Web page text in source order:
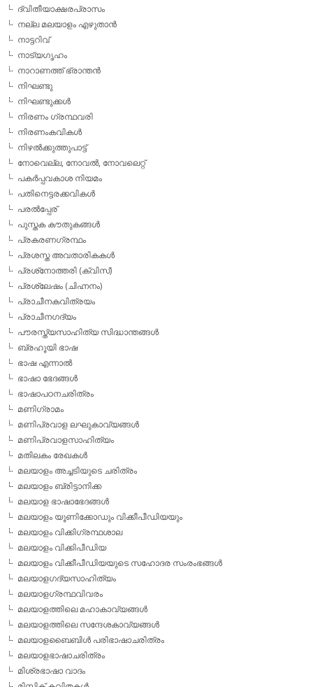
ദ്വിതീയാക്ഷരപ്രാസം
നല്ല മലയാളം എഴുതാന്‍
നാട്ടറിവ്
നാട്യഗൃഹം
നാറാണത്ത് ഭ്രാന്തന്‍
നിഘണ്ടു
നിഘണ്ടുക്കള്‍
നിരണം ഗ്രന്ഥവരി
നിരണംകവികള്‍
നിഴല്‍ക്കുത്തുപാട്ട്
നോവെല്ല, നോവല്‍, നോവലെറ്റ്
പകര്‍പ്പവകാശ നിയമം
പതിനെട്ടരക്കവികള്‍
പരല്‍പ്പേര്
പുസ്തക കൗതുകങ്ങള്‍
പ്രകരണഗ്രന്ഥം
പ്രശസ്ത അവതാരികകള്‍
പ്രശ്‌നോത്തരി (ക്വിസ്)
പ്രശ്ലേഷം (ചിഹ്നനം)
പ്രാചീനകവിത്രയം
പ്രാചീനഗദ്യം
പൗരസ്ത്യസാഹിത്യ സിദ്ധാന്തങ്ങള്‍
ബ്രഹൂയി ഭാഷ
ഭാഷ എന്നാല്‍
ഭാഷാ ഭേദങ്ങള്‍
ഭാഷാപഠനചരിത്രം
മണിഗ്രാമം
മണിപ്രവാള ലഘുകാവ്യങ്ങള്‍
മണിപ്രവാളസാഹിത്യം
മതിലകം രേഖകള്‍
മലയാളം അച്ചടിയുടെ ചരിത്രം
മലയാളം ബ്രിട്ടാനിക്ക
മലയാള ഭാഷാഭേദങ്ങള്‍
മലയാളം യൂണിക്കോഡും വിക്കീപീഡിയയും
മലയാളം വിക്കിഗ്രന്ഥശാല
മലയാളം വിക്കിപീഡിയ
മലയാളം വിക്കീപീഡിയയുടെ സഹോദര സംരംഭങ്ങള്‍
മലയാളഗദ്യസാഹിത്യം
മലയാളഗ്രന്ഥവിവരം
മലയാളത്തിലെ മഹാകാവ്യങ്ങള്‍
മലയാളത്തിലെ സന്ദേശകാവ്യങ്ങള്‍
മലയാളബൈബിള്‍ പരിഭാഷാചരിത്രം
മലയാളഭാഷാചരിത്രം
മിശ്രഭാഷാ വാദം